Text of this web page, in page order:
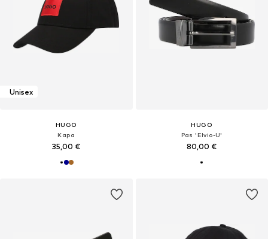
Unisex
HUGO
Kapa
35,00 €
HUGO
Pas 'Elvio-U'
80,00 €